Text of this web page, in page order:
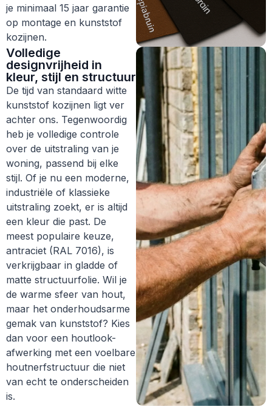
je minimaal 15 jaar garantie
op montage en kunststof
kozijnen.
Volledige
designvrijheid in
kleur, stijl en structuur
De tijd van standaard witte
kunststof kozijnen ligt ver
achter ons. Tegenwoordig
heb je volledige controle
over de uitstraling van je
woning, passend bij elke
stijl. Of je nu een moderne,
industriële of klassieke
uitstraling zoekt, er is altijd
een kleur die past. De
meest populaire keuze,
antraciet (RAL 7016), is
verkrijgbaar in gladde of
matte structuurfolie. Wil je
de warme sfeer van hout,
maar het onderhoudsarme
gemak van kunststof? Kies
dan voor een houtlook-
afwerking met een voelbare
houtnerfstructuur die niet
van echt te onderscheiden
is.